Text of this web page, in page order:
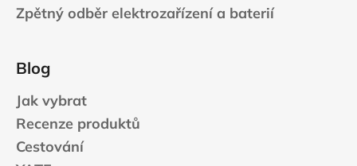
Zpětný odběr elektrozařízení a baterií
Blog
Jak vybrat
Recenze produktů
Cestování